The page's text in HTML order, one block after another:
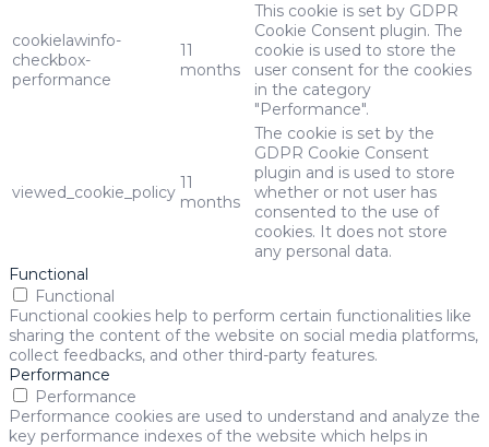
cookielawinfo-
checkbox-
performance
11
months
This cookie is set by GDPR
Cookie Consent plugin. The
cookie is used to store the
user consent for the cookies
in the category
"Performance".
viewed_cookie_policy 11
months
The cookie is set by the
GDPR Cookie Consent
plugin and is used to store
whether or not user has
consented to the use of
cookies. It does not store
any personal data.
Functional
Functional
Functional cookies help to perform certain functionalities like
sharing the content of the website on social media platforms,
collect feedbacks, and other third-party features.
Performance
Performance
Performance cookies are used to understand and analyze the
key performance indexes of the website which helps in